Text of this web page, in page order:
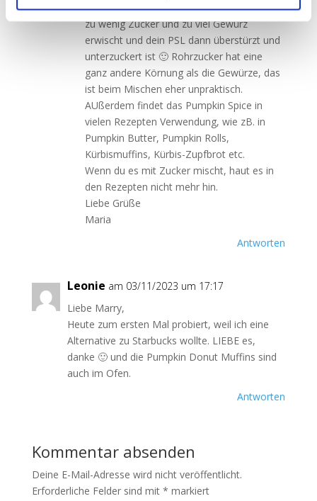
würde ich eher nicht empfehlen, da du ggf.
zu wenig Zucker und zu viel Gewürz
erwischt und dein PSL dann überstürzt und
unterzuckert ist 🙂 Rohrzucker hat eine
ganz andere Körnung als die Gewürze, das
ist beim Mischen eher unpraktisch.
AUßerdem findet das Pumpkin Spice in
vielen Rezepten Verwendung, wie zB. in
Pumpkin Butter, Pumpkin Rolls,
Kürbismuffins, Kürbis-Zupfbrot etc.
Wenn du es mit Zucker mischt, haut es in
den Rezepten nicht mehr hin.
Liebe Grüße
Maria
Antworten
Leonie am 03/11/2023 um 17:17
Liebe Marry,
Heute zum ersten Mal probiert, weil ich eine
Alternative zu Starbucks wollte. LIEBE es,
danke 🙂 und die Pumpkin Donut Muffins sind
auch im Ofen.
Antworten
Kommentar absenden
Deine E-Mail-Adresse wird nicht veröffentlicht.
Erforderliche Felder sind mit * markiert